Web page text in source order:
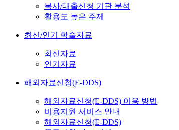
복사/대출신청 기관 분석
활용도 높은 주제
최신/인기 학술자료
최신자료
인기자료
해외자료신청(E-DDS)
해외자료신청(E-DDS) 이용 방법
비용지원 서비스 안내
해외자료신청(E-DDS)